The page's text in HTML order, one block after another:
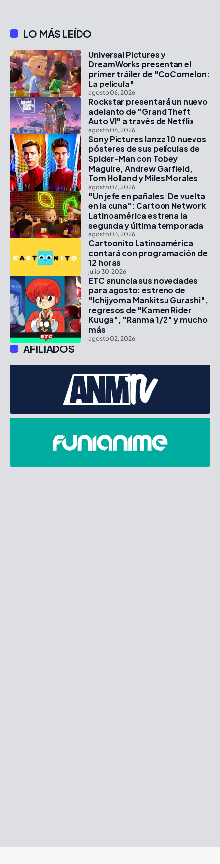
LO MÁS LEÍDO
Universal Pictures y
DreamWorks presentan el
primer tráiler de "CoComelon:
La película"
agosto 06, 2026
Rockstar presentará un nuevo
adelanto de "Grand Theft
Auto VI" a través de Netflix
agosto 06, 2026
Sony Pictures lanza 10 nuevos
pósteres de sus películas de
Spider-Man con Tobey
Maguire, Andrew Garfield,
Tom Holland y Miles Morales
agosto 07, 2026
"Un jefe en pañales: De vuelta
en la cuna": Cartoon Network
Latinoamérica estrena la
segunda y última temporada
agosto 03, 2026
Cartoonito Latinoamérica
contará con programación de
12 horas
julio 30, 2026
ETC anuncia sus novedades
para agosto: estreno de
"Ichijyoma Mankitsu Gurashi",
regresos de "Kamen Rider
Kuuga", "Ranma 1/2" y mucho
más
agosto 02, 2026
AFILIADOS